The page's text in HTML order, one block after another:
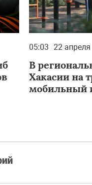
05:03 22 апреля
В
Хакасии на
мобильный